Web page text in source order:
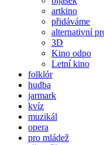
artkino
přidáváme
alternativní
3D
Kino odpo
Letní kino
folklór
hudba
jarmark
kvíz
muzikál
opera
pro mládež